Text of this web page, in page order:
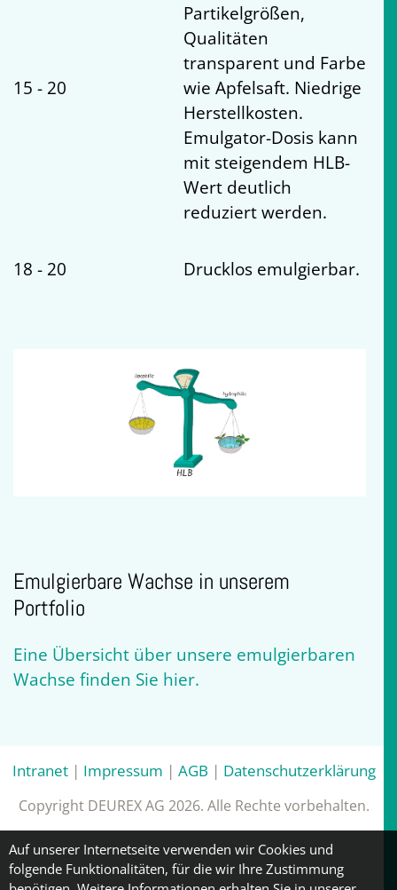
15 - 20
Partikelgrößen,
Qualitäten
transparent und Farbe
wie Apfelsaft. Niedrige
Herstellkosten.
Emulgator-Dosis kann
mit steigendem HLB-
Wert deutlich
reduziert werden.
18 - 20 Drucklos emulgierbar.
Emulgierbare Wachse in unserem
Portfolio
Eine Übersicht über unsere emulgierbaren
Wachse finden Sie hier.
Intranet | Impressum | AGB | Datenschutzerklärung
Copyright DEUREX AG 2026. Alle Rechte vorbehalten.
Auf unserer Internetseite verwenden wir Cookies und
folgende Funktionalitäten, für die wir Ihre Zustimmung